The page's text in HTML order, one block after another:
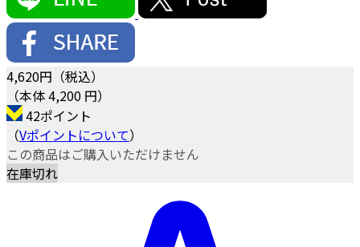
4,620円（税込）
（本体 4,200 円）
42ポイント
（Vポイントについて）
この商品はご購入いただけません
在庫切れ